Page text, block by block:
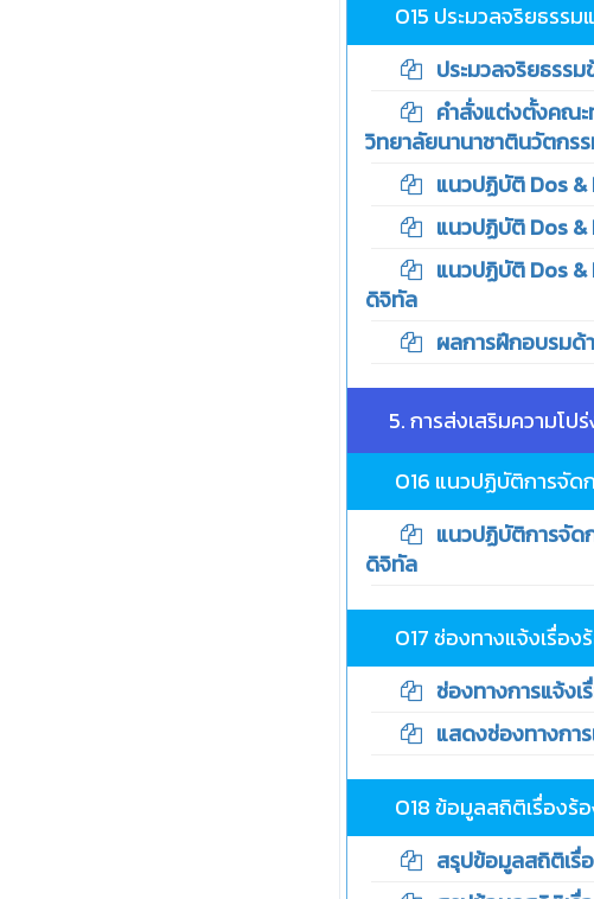
O15 ประมวลจริยธรร
ประมวลจริยธรรม
คำสั่งแต่งตั้งคณะท
วิทยาลัยนานาชาตินวัตกร
แนวปฏิบัติ Dos &
แนวปฏิบัติ Dos &
แนวปฏิบัติ Dos &
ดิจิทัล
ผลการฝึกอบรมด้า
5. การส่งเสริมความโปร่
O16 แนวปฏิบัติการจัด
แนวปฏิบัติการจัดก
ดิจิทัล
O17 ช่องทางแจ้งเรื่อ
ช่องทางการแจ้งเ
แสดงช่องทางการ
O18 ข้อมูลสถิติเรื่องร้
สรุปข้อมูลสถิติเรื่อ